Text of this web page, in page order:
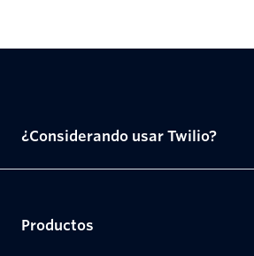
¿Considerando usar Twilio?
Productos